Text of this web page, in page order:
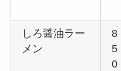
しろ醤油ラー
メン
8
5
0